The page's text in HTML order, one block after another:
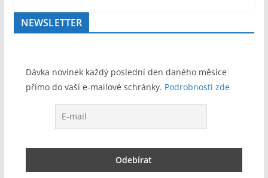
NEWSLETTER
Dávka novinek každý poslední den daného měsíce
přímo do vaší e-mailové schránky. Podrobnosti zde